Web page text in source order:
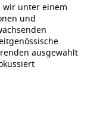
wir unter einem
und
ausgewählt